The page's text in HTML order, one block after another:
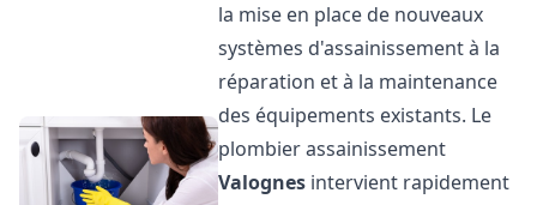
la mise en place de nouveaux
systèmes d'assainissement à la
réparation et à la maintenance
des équipements existants. Le
plombier assainissement
Valognes intervient rapidement